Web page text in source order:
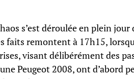
s’est déroulée en plein
faits remontent à 17h15,
visant délibérément des
Peugeot 2008, ont d’abord